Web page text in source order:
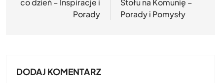
co dzień – Inspiracje i
Porady
Stołu na Komunię –
Porady i Pomysły
DODAJ KOMENTARZ